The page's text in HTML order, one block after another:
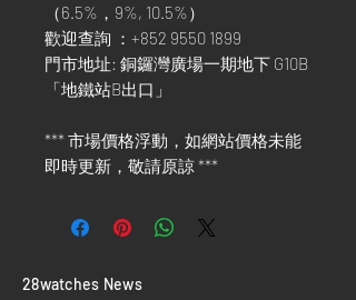
（6.5%，9%, 10.5%）
歡迎查詢 ：+852 9550 1899
門市地址: 銅鑼灣廣場一期地下 G10B
「地鐵站B出口」
*** 市場價格浮動，如網站價格未能
即時更新，敬請原諒 ***
​28watches News